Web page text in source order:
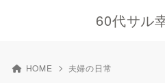
60代サル
HOME 夫婦の日常